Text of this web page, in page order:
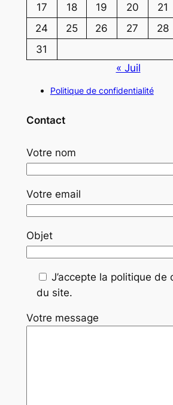
17
18 19 20 21
24
25 26 27 28
31
« Juil
Politique de confidentialité
Contact
Votre nom
Votre email
Objet
J’accepte la politique de
du site.
Votre message